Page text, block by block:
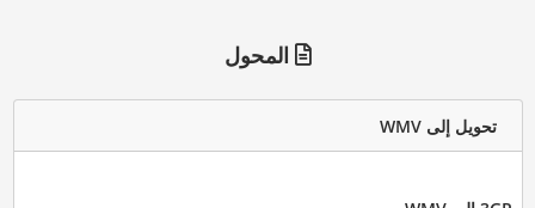
المحول
تحويل إلى WMV